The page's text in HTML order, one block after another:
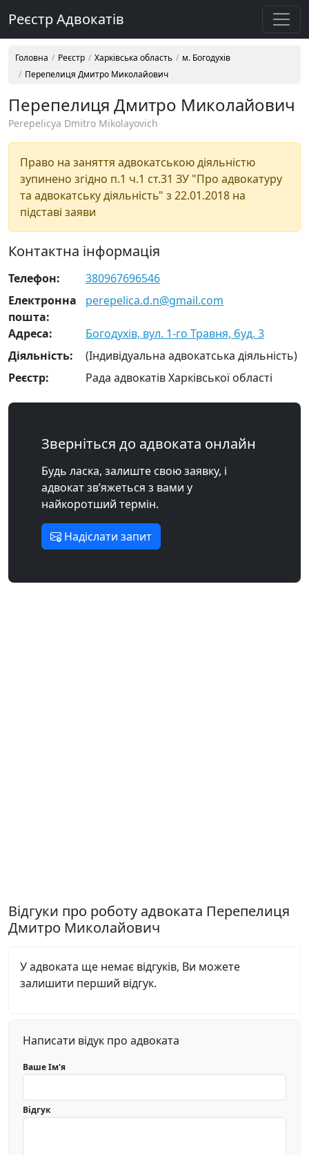
Реєстр Адвокатів
Головна Реєстр Харківська область
м. Богодухів
Перепелиця Дмитро Миколайович
Перепелиця Дмитро Миколайович
Perepelicya Dmitro Mikolayovich
Право на заняття адвокатською діяльністю
зупинено згідно п.1 ч.1 ст.31 ЗУ "Про адвокатуру
та адвокатську діяльність" з 22.01.2018 на
підставі заяви
Контактна інформація
Телефон:
380967696546
Електронна
пошта:
perepelica.d.n@gmail.com
Адреса:
Богодухів, вул. 1-го Травня, буд. 3
Діяльність:
(Індивідуальна адвокатська діяльність)
Реєстр:
Рада адвокатів Харківської області
Зверніться до адвоката онлайн
Будь ласка, залиште свою заявку, і
адвокат зв’яжеться з вами у
найкоротший термін.
Надіслати запит
Відгуки про роботу адвоката Перепелиця
Дмитро Миколайович
У адвоката ще немає відгуків, Ви можете
залишити перший відгук.
Написати відук про адвоката
Ваше Ім'я
Відгук